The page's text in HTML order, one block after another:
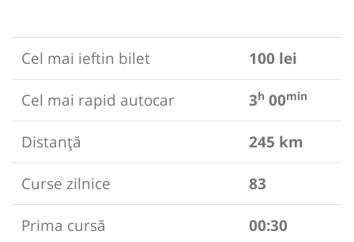
Cel mai ieftin bilet
100 lei
Cel mai rapid autocar
3h 00min
Distanță
245 km
Curse zilnice
83
Prima cursă
00:30